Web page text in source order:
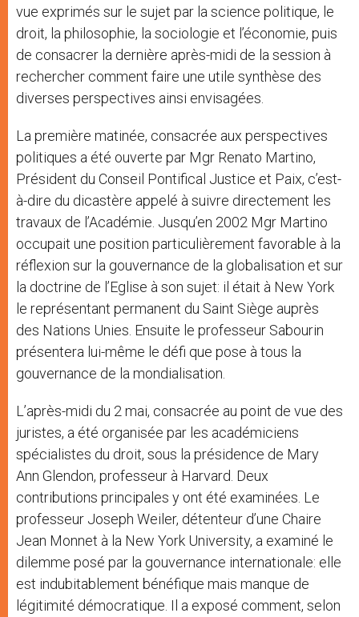
vue exprimés sur le sujet par la science politique, le
droit, la philosophie, la sociologie et l’économie, puis
de consacrer la dernière après-midi de la session à
rechercher comment faire une utile synthèse des
diverses perspectives ainsi envisagées.
La première matinée, consacrée aux perspectives
politiques a été ouverte par Mgr Renato Martino,
Président du Conseil Pontifical Justice et Paix, c’est-
à-dire du dicastère appelé à suivre directement les
travaux de l’Académie. Jusqu’en 2002 Mgr Martino
occupait une position particulièrement favorable à la
réflexion sur la gouvernance de la globalisation et sur
la doctrine de l’Eglise à son sujet: il était à New York
le représentant permanent du Saint Siège auprès
des Nations Unies. Ensuite le professeur Sabourin
présentera lui-même le défi que pose à tous la
gouvernance de la mondialisation.
L’après-midi du 2 mai, consacrée au point de vue des
juristes, a été organisée par les académiciens
spécialistes du droit, sous la présidence de Mary
Ann Glendon, professeur à Harvard. Deux
contributions principales y ont été examinées. Le
professeur Joseph Weiler, détenteur d’une Chaire
Jean Monnet à la New York University, a examiné le
dilemme posé par la gouvernance internationale: elle
est indubitablement bénéfique mais manque de
légitimité démocratique. Il a exposé comment, selon